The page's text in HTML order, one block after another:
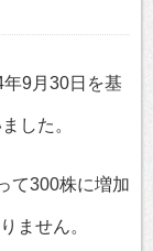
9月30日を基
した。
て300株に増加
ません。